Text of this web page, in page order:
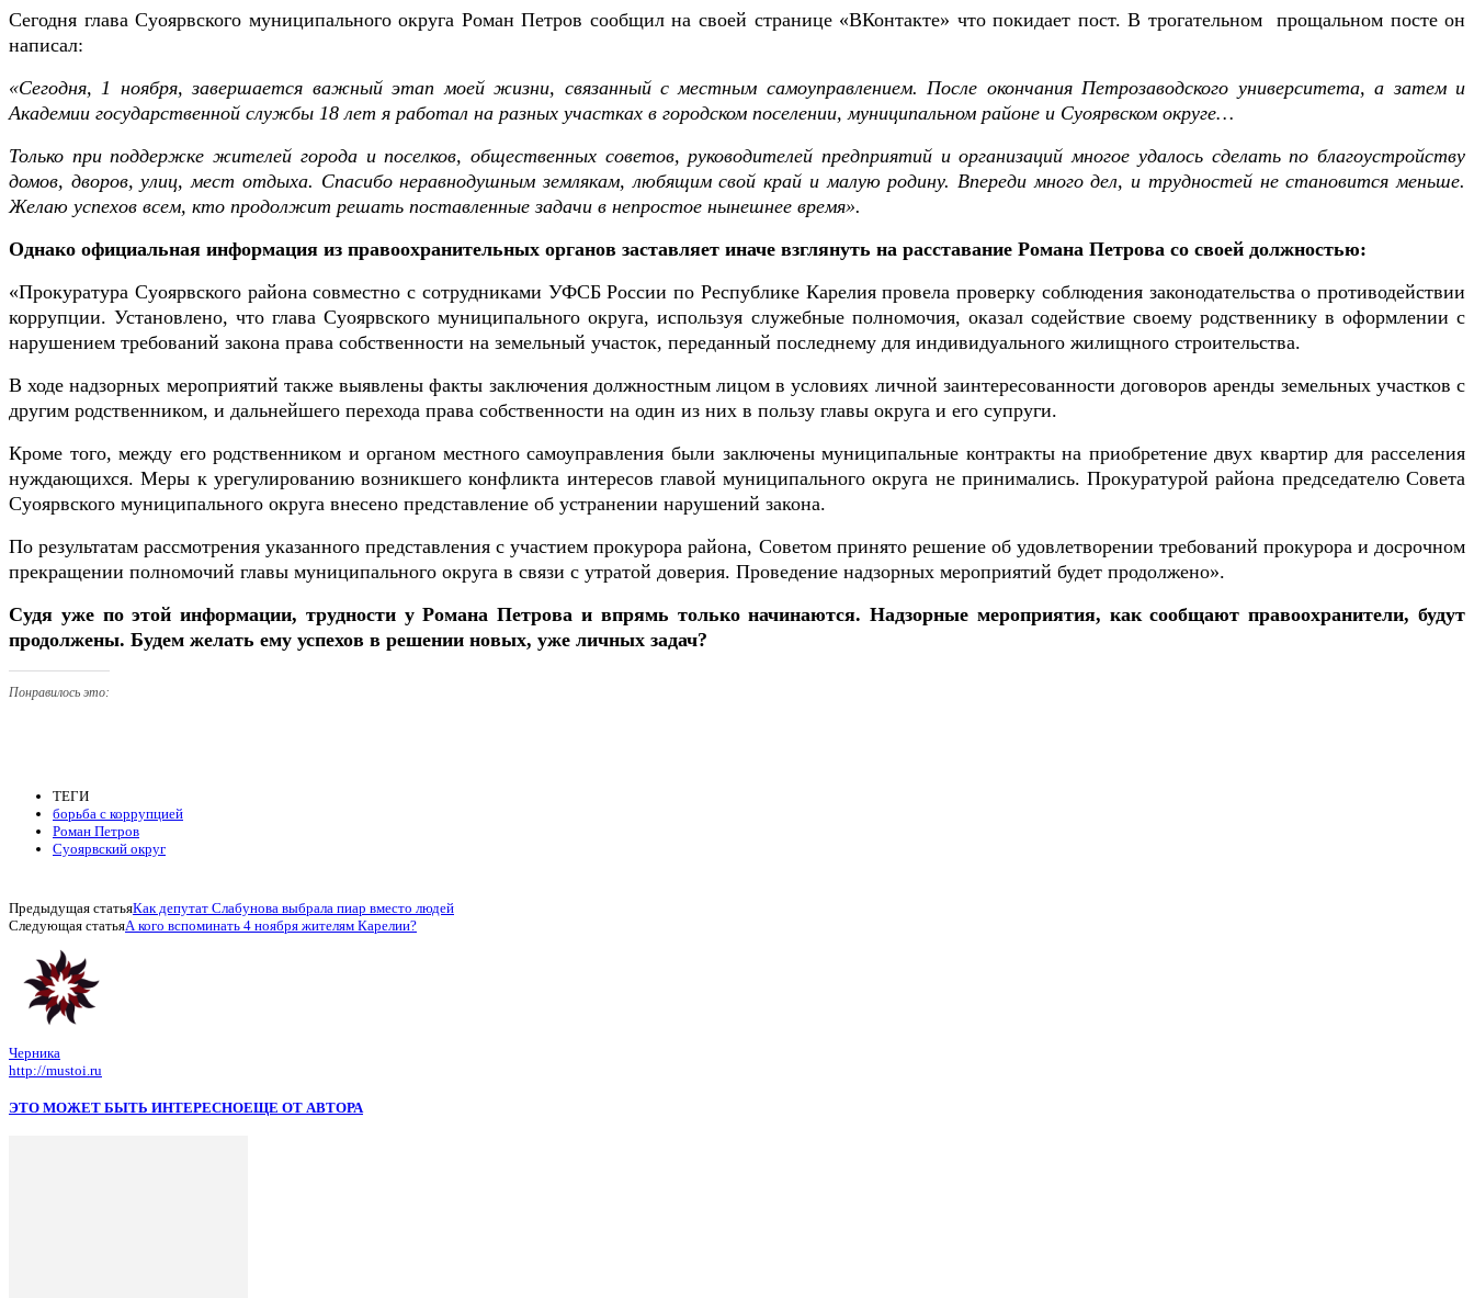
Сегодня глава Суоярвского муниципального округа Роман Петров сообщилна своей странице «ВКонтакте» чтопокидает пост.В трогательном
прощальном посте он
написал:
«Сегодня, 1 ноября, завершается важный этап моей жизни, связанный с местным самоуправлением. После окончания Петрозаводского университета, а затем и
Академии государственной службы 18 лет я работал на разных участках в городском поселении, муниципальном районе и Суоярвском округе…
Только при поддержке жителей города и поселков, общественных советов, руководителей предприятий и организаций многое удалось сделать по благоустройству
домов, дворов, улиц, мест отдыха. Спасибо неравнодушным землякам, любящим свой край и малую родину. Впереди много дел, и трудностей не становится меньше.
Желаю успехов всем, кто продолжит решать поставленные задачи в непростое нынешнее время».
Однако официальная информация из правоохранительных органов заставляет иначе взглянуть на расставание Романа Петрова со своей должностью:
«Прокуратура Суоярвского района совместно с сотрудниками УФСБ России по Республике Карелия провела проверку соблюдения законодательства о противодействии
коррупции.Установлено, что глава Суоярвского муниципального округа, используя служебные полномочия, оказал содействие своему родственнику в оформлении с
нарушением требований закона права собственности на земельный участок, переданный последнему для индивидуального жилищного строительства.
В ходе надзорных мероприятий также выявлены факты заключения должностным лицом в условиях личной заинтересованности договоров аренды земельных участков с
другим родственником, и дальнейшего перехода права собственности на один из них в пользу главы округа и его супруги.
Кроме того, между его родственником и органом местного самоуправления были заключены муниципальные контракты на приобретение двух квартир для расселения
нуждающихся. Меры к урегулированию возникшего конфликта интересов главой муниципального округа не принимались.Прокуратурой района председателю Совета
Суоярвского муниципального округа внесено представление об устранении нарушений закона.
По результатам рассмотрения указанного представления с участием прокурора района, Советом принято решение об удовлетворении требований прокурора и досрочном
прекращении полномочий главы муниципального округа в связи с утратой доверия. Проведение надзорных мероприятий будет продолжено».
Судя уже по этой информации, трудности у Романа Петрова и впрямь только начинаются. Надзорные мероприятия, как сообщают правоохранители, будут
продолжены. Будем желать ему успехов в решении новых, уже личных задач?
Понравилось это:
ТЕГИ
борьба с коррупцией
Роман Петров
Суоярвский округ
Предыдущая статьяКак депутат Слабунова выбрала пиар вместо людей
Следующая статьяА кого вспоминать 4 ноября жителям Карелии?
Черника
http://mustoi.ru
ЭТО МОЖЕТ БЫТЬ ИНТЕРЕСНОЕЩЕ ОТ АВТОРА